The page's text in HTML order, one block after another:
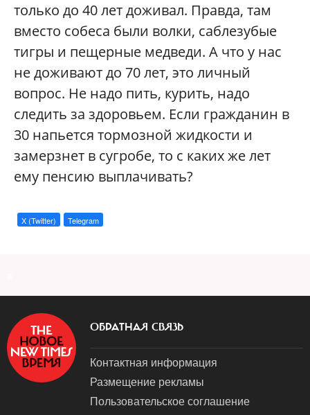
только до 40 лет доживал. Правда, там
вместо собеса были волки, саблезубые
тигры и пещерные медведи. А что у нас
не доживают до 70 лет, это личный
вопрос. Не надо пить, курить, надо
следить за здоровьем. Если гражданин в
30 напьется тормозной жидкости и
замерзнет в сугробе, то с каких же лет
ему пенсию выплачивать?
X (Twitter) Telegram
ОБРАТНАЯ СВЯЗЬ
Контактная информация
Размещение рекламы
Пользовательское соглашение